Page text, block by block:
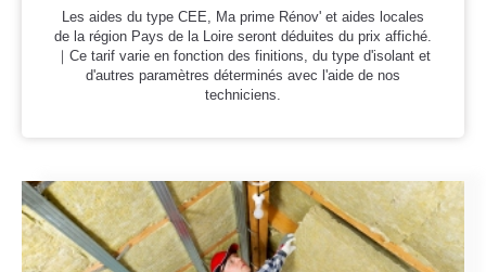
Les aides du type CEE, Ma prime Rénov' et aides locales
de la région Pays de la Loire seront déduites du prix affiché.
｜Ce tarif varie en fonction des finitions, du type d'isolant et
d'autres paramètres déterminés avec l'aide de nos
techniciens.